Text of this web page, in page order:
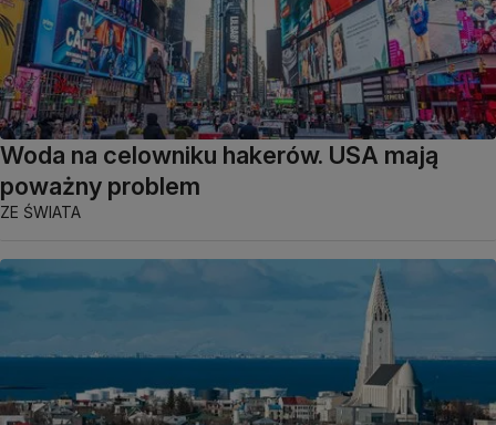
Woda na celowniku hakerów. USA mają
poważny problem
ZE ŚWIATA